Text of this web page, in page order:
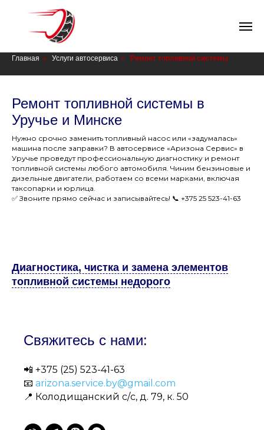
Главная » Услуги автосервиса » Ремонт топливной системы
Ремонт топливной системы в
Уручье и Минске
Нужно срочно заменить топливный насос или «задумалась»
машина после заправки? В автосервисе «Аризона Сервис» в
Уручье проведут профессиональную диагностику и ремонт
топливной системы любого автомобиля. Чиним бензиновые и
дизельные двигатели, работаем со всеми марками, включая
таксопарки и юрлица.
✅ Звоните прямо сейчас и записывайтесь! 📞 +375 25 523-41-63
Диагностика, чистка и замена элементов
топливной системы недорого
Свяжитесь с нами:
📲 +375 (25) 523-41-63
📧 arizona.service.by@gmail.com
📍 Колодищанский с/с, д. 79, к. 50